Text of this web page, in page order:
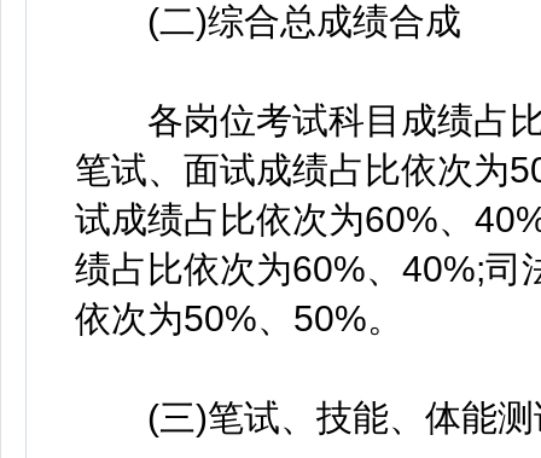
(二)综合总成绩合成
各岗位考试科目成绩占比
笔试、面试成绩占比依次为
试成绩占比依次为60%、
绩占比依次为60%、40%;司
依次为50%、50%。
(三)笔试、技能、体能测